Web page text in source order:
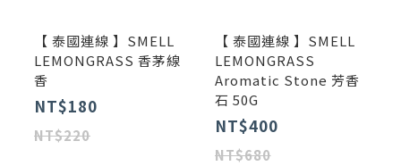
【 泰國連線 】SMELL
LEMONGRASS 香茅線
香
NT$180
NT$220
【 泰國連線 】SMELL
LEMONGRASS
Aromatic Stone 芳香
石 50G
NT$400
NT$680